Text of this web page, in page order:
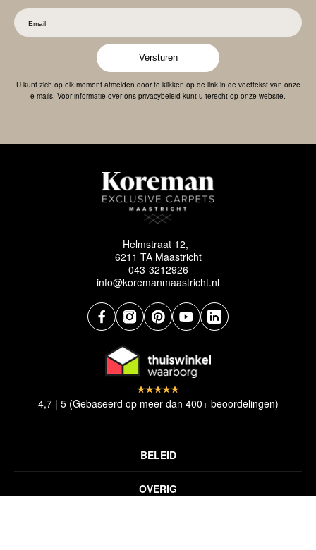
Versturen
U kunt zich op elk moment afmelden door te klikken op de link in de voettekst van onze
e-mails. Voor informatie over ons privacybeleid kunt u terecht op onze website.
Helmstraat 12,
6211 TA Maastricht
043-3212926
info@koremanmaastricht.nl
OVERIG
BELEID
4,7 | 5 (Gebaseerd op meer dan 400+ beoordelingen)